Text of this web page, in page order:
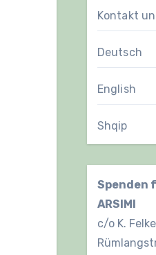
Kontakt
Deutsch
English
Shqip
Spenden
ARSIMI
c/o K.